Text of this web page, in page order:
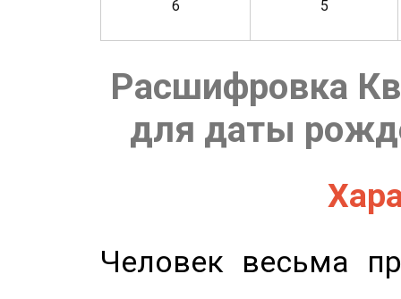
6
5
Расшифровка
для даты
Человек весьма